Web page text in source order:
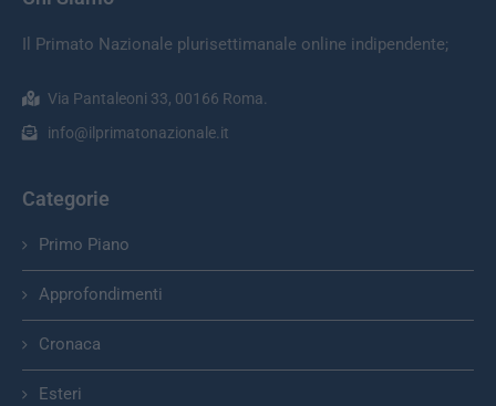
Il Primato Nazionale plurisettimanale online indipendente;
Via Pantaleoni 33, 00166 Roma.
info@ilprimatonazionale.it
Categorie
Primo Piano
Approfondimenti
Cronaca
Esteri